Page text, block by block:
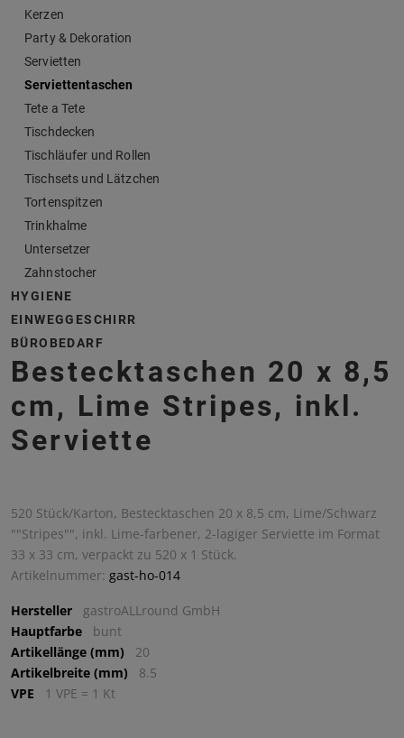
Kerzen
Party & Dekoration
Servietten
Serviettentaschen
Tete a Tete
Tischdecken
Tischläufer und Rollen
Tischsets und Lätzchen
Tortenspitzen
Trinkhalme
Untersetzer
Zahnstocher
HYGIENE
EINWEGGESCHIRR
BÜROBEDARF
Bestecktaschen 20 x 8,5
cm, Lime Stripes, inkl.
Serviette
520 Stück/Karton, Bestecktaschen 20 x 8,5 cm, Lime/Schwarz
""Stripes"", inkl. Lime-farbener, 2-lagiger Serviette im Format
33 x 33 cm, verpackt zu 520 x 1 Stück.
Artikelnummer: gast-ho-014
Hersteller
gastroALLround GmbH
Hauptfarbe
bunt
Artikellänge (mm)
20
Artikelbreite (mm)
8.5
VPE
1 VPE = 1 Kt